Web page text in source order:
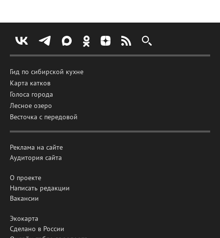
Гид по сибирской кухне
Карта катков
Голоса города
Лесное озеро
Весточка с передовой
Реклама на сайте
Аудитория сайта
О проекте
Написать редакции
Вакансии
Экокарта
Сделано в России